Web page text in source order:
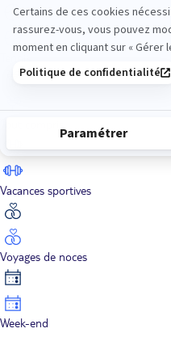
Vacances sportives
Voyages de noces
Week-end